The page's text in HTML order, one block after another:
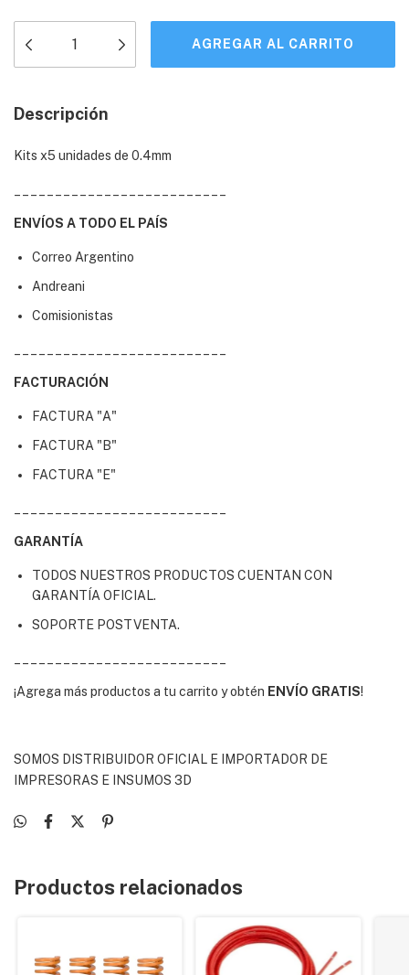
Descripción
Kits x5 unidades de 0.4mm
ENVÍOS A TODO EL PAÍS
Correo Argentino
Andreani
Comisionistas
FACTURACIÓN
FACTURA "A"
FACTURA "B"
FACTURA "E"
GARANTÍA
TODOS NUESTROS PRODUCTOS CUENTAN CON
GARANTÍA OFICIAL.
SOPORTE POSTVENTA.
¡Agrega más productos a tu carrito y obtén ENVÍO GRATIS!
SOMOS DISTRIBUIDOR OFICIAL E IMPORTADOR DE
IMPRESORAS E INSUMOS 3D
Productos relacionados